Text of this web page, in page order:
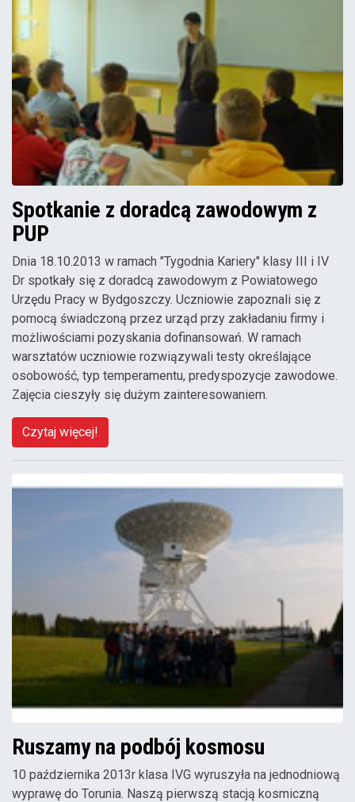
Spotkanie z doradcą zawodowym z
PUP
Dnia 18.10.2013 w ramach "Tygodnia Kariery" klasy III i IV
Dr spotkały się z doradcą zawodowym z Powiatowego
Urzędu Pracy w Bydgoszczy. Uczniowie zapoznali się z
pomocą świadczoną przez urząd przy zakładaniu firmy i
możliwościami pozyskania dofinansowań. W ramach
warsztatów uczniowie rozwiązywali testy określające
osobowość, typ temperamentu, predyspozycje zawodowe.
Zajęcia cieszyły się dużym zainteresowaniem.
Czytaj więcej!
Ruszamy na podbój kosmosu
10 października 2013r klasa IVG wyruszyła na jednodniową
wyprawę do Torunia. Naszą pierwszą stacją kosmiczną